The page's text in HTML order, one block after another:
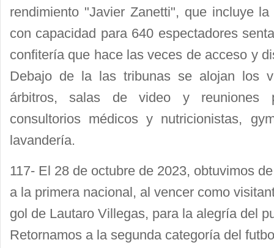
rendimiento "Javier Zanetti", que incluye
con capacidad para 640 espectadores
confitería que hace las veces de acceso y
Debajo de la las tribunas se alojan los
árbitros, salas de video y reuniones
consultorios médicos y nutricionistas,
lavandería.
117- El 28 de octubre de 2023, obtuvimos
a la primera nacional, al vencer como
gol de Lautaro Villegas, para la alegría del
Retornamos a la segunda categoría del